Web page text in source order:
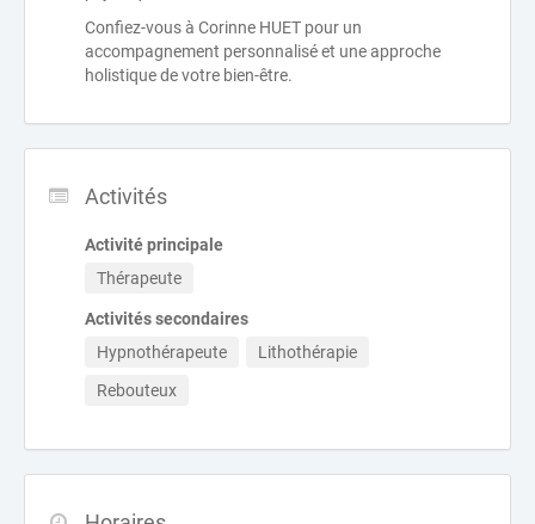
Confiez-vous à Corinne HUET pour un
accompagnement personnalisé et une approche
holistique de votre bien-être.
Activités
Activité principale
Thérapeute
Activités secondaires
Hypnothérapeute
Lithothérapie
Rebouteux